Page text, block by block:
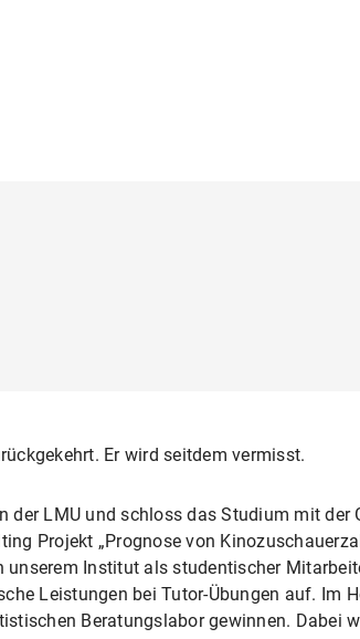
Er wird seitdem vermisst.
LMU und schloss das Studium mit der
Projekt „Prognose von
unserem Institut als studentischer
Leistungen bei Tutor-Übungen auf. Im
Beratungslabor gewinnen. Dabei